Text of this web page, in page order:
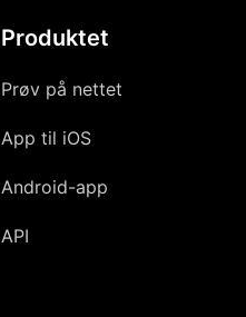
Produktet
Prøv på nettet
App til iOS
Android-app
API